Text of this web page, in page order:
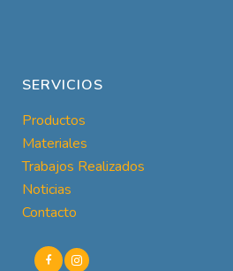
SERVICIOS
Productos
Materiales
Trabajos Realizados
Noticias
Contacto